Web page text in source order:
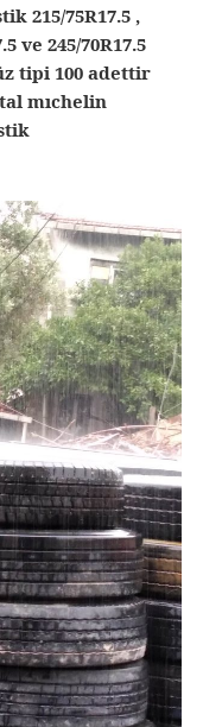
215/75R17.5 ,
ve 245/70R17.5
tipi 100 adettir
mıchelin